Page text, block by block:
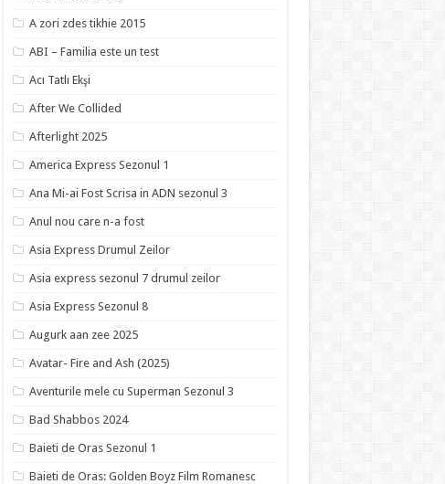
A zori zdes tikhie 2015
ABI – Familia este un test
Acı Tatlı Ekşi
After We Collided
Afterlight 2025
America Express Sezonul 1
Ana Mi-ai Fost Scrisa in ADN sezonul 3
Anul nou care n-a fost
Asia Express Drumul Zeilor
Asia express sezonul 7 drumul zeilor
Asia Express Sezonul 8
Augurk aan zee 2025
Avatar- Fire and Ash (2025)
Aventurile mele cu Superman Sezonul 3
Bad Shabbos 2024
Baieti de Oras Sezonul 1
Baieti de Oras: Golden Boyz Film Romanesc